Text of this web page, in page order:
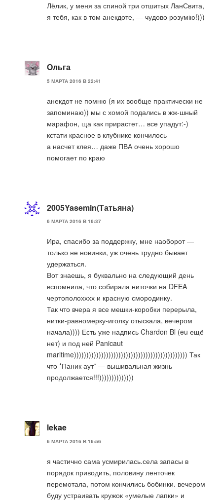
Лёлик, у меня за спиной три отшитых ЛанСвита,
я тебя, как в том анекдоте, — чудово розумію!)))
Ольга
5 МАРТА 2016 В 22:41
анекдот не помню (я их вообще практически не
запоминаю)) мы с хомой подались в жж-шный
марафон, ща как прирастет… все упадут:-)
кстати красное в клубнике кончилось
а насчет клея… даже ПВА очень хорошо
помогает по краю
2005Yasemin(Татьяна)
6 МАРТА 2016 В 16:37
Ира, спасибо за поддержку, мне наоборот —
только не новинки, уж очень трудно бывает
удержаться.
Вот знаешь, я буквально на следующий день
вспомнила, что собирала ниточки на DFEA
чертополохххх и красную смородинку.
Так что вчера я все мешки-коробки перерыла,
нитки-равномерку-иголку отыскала, вечером
начала)))) Есть уже надпись Chardon Bl (eu ещё
нет) и под ней Panicaut
maritime)))))))))))))))))))))))))))))))))))))))))))))) Так
что *Паник аут* — вышивальная жизнь
продолжается!!!))))))))))))))
lekae
6 МАРТА 2016 В 16:56
я частично сама усмирилась.села запасы в
порядок приводить, половину ленточек
перемотала, потом кончились бобинки. вечером
буду устраивать кружок «умелые лапки» и